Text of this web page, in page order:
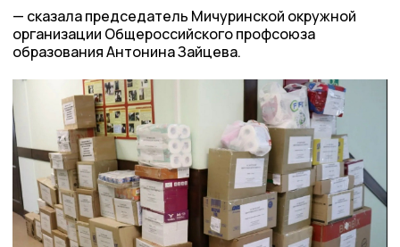
сказала председатель Мичуринской окружной
организации Общероссийского профсоюза
образования Антонина Зайцева.